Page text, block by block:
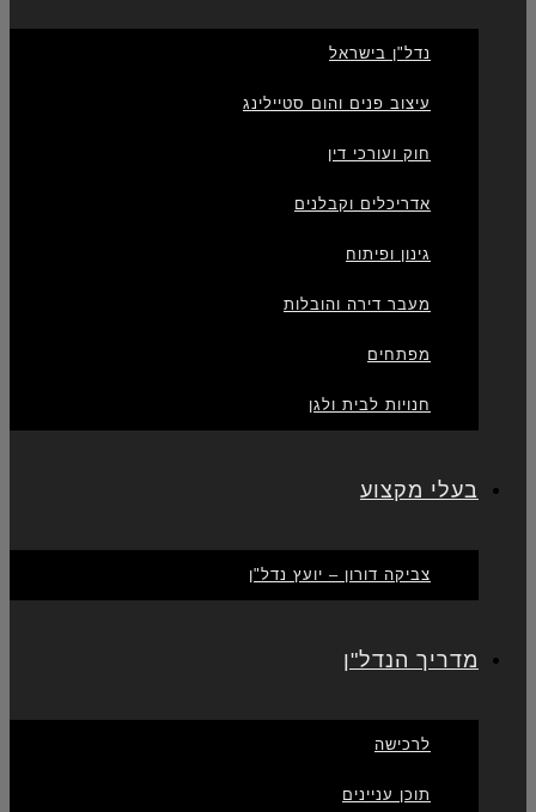
נדל"ן בישראל
עיצוב פנים והום סטיילינג
חוק ועורכי דין
אדריכלים וקבלנים
גינון ופיתוח
מעבר דירה והובלות
מפתחים
חנויות לבית ולגן
בעלי מקצוע
צביקה דורון – יועץ נדל"ן
מדריך הנדל"ן
לרכישה
תוכן עניינים